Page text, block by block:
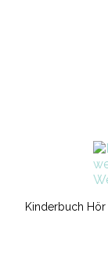
Kinderbuch